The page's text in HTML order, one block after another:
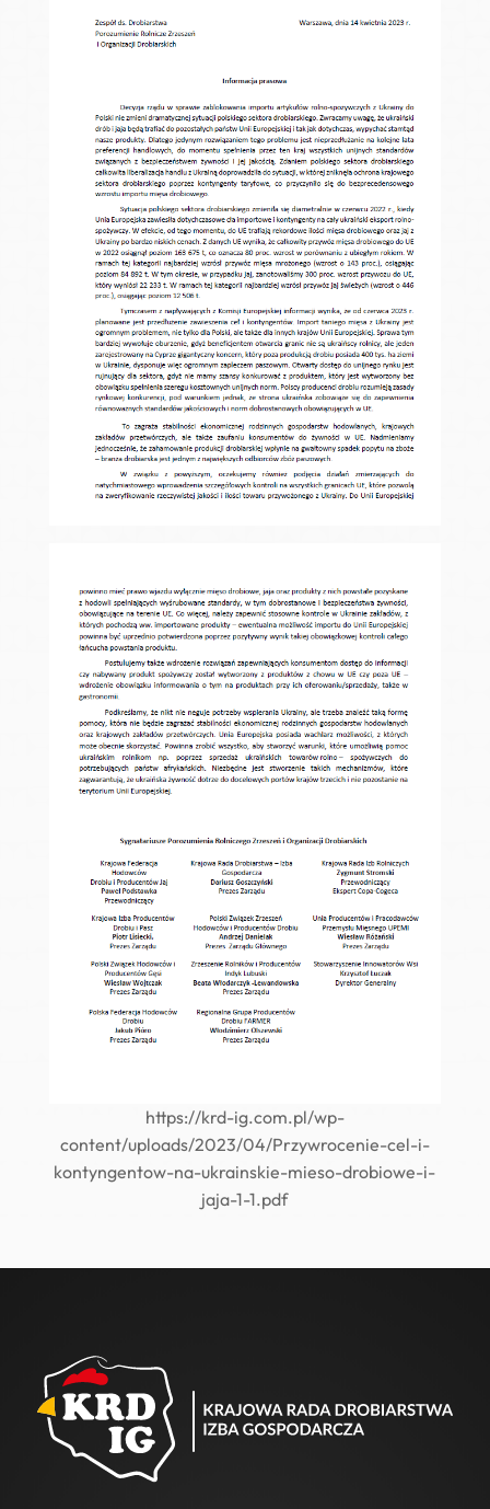
https://krd-ig.com.pl/wp-
content/uploads/2023/04/Przywrocenie-cel-i-
kontyngentow-na-ukrainskie-mieso-drobiowe-i-
jaja-1-1.pdf